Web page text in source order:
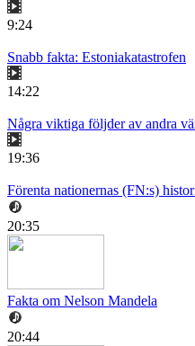
9:24
Snabb fakta: Estoniakatastrofen
14:22
Några viktiga följder av andra
19:36
Förenta nationernas (FN:s)
20:35
Fakta om Nelson Mandela
20:44